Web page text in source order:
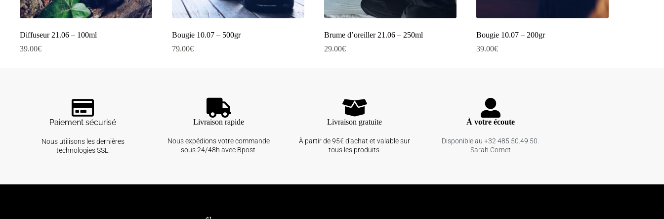
Diffuseur 21.06 – 100ml
39.00€
Bougie 10.07 – 500gr
79.00€
Brume d’oreiller 21.06 – 250ml
29.00€
Bougie 10.07 – 200gr
39.00€
Paiement sécurisé
Nous utilisons les dernières
technologies SSL.
Livraison rapide
Nous expédions votre commande
sous 24/48h avec Bpost.
Livraison gratuite
À partir de 95€ d'achat et valable sur
tous les produits.
À votre écoute
Disponible au +32 485.50.49.50.
Sarah Cornet